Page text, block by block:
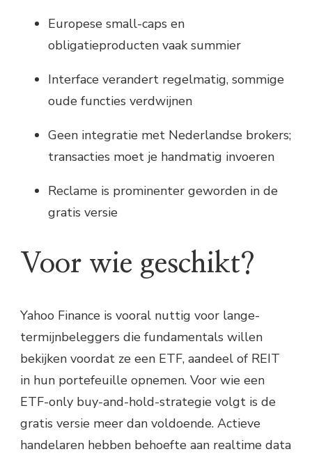
Europese small-caps en
obligatieproducten vaak summier
Interface verandert regelmatig, sommige
oude functies verdwijnen
Geen integratie met Nederlandse brokers;
transacties moet je handmatig invoeren
Reclame is prominenter geworden in de
gratis versie
Voor wie geschikt?
Yahoo Finance is vooral nuttig voor lange-
termijnbeleggers die fundamentals willen
bekijken voordat ze een ETF, aandeel of REIT
in hun portefeuille opnemen. Voor wie een
ETF-only buy-and-hold-strategie volgt is de
gratis versie meer dan voldoende. Actieve
handelaren hebben behoefte aan realtime data